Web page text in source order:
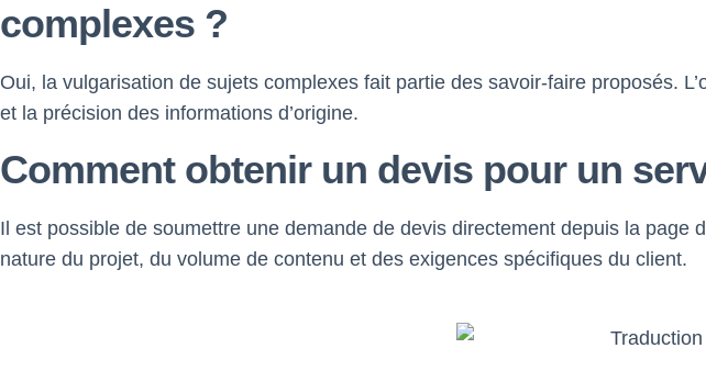
complexes ?
Oui, la vulgarisation de sujets complexes fait partie des savoir-faire proposés.
et la précision des informations d’origine.
Comment obtenir un devis pour un
Il est possible de soumettre une demande de devis directement depuis la
nature du projet, du volume de contenu et des exigences spécifiques du client.